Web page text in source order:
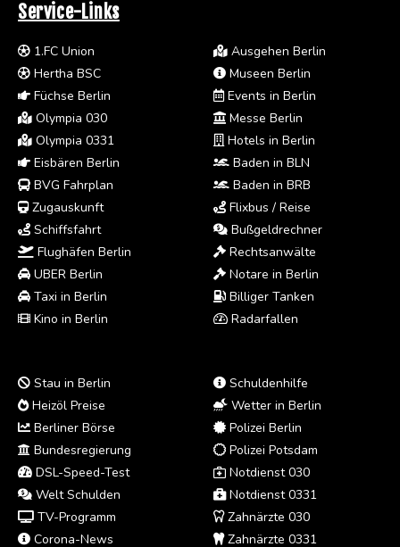
Service-Links
1.FC Union
Hertha BSC
Füchse Berlin
Olympia 030
Olympia 0331
Eisbären Berlin
BVG Fahrplan
Zugauskunft
Schiffsfahrt
Flughäfen Berlin
UBER Berlin
Taxi in Berlin
Kino in Berlin
Ausgehen Berlin
Museen Berlin
Events in Berlin
Messe Berlin
Hotels in Berlin
Baden in BLN
Baden in BRB
Flixbus / Reise
Bußgeldrechner
Rechtsanwälte
Notare in Berlin
Billiger Tanken
Radarfallen
Stau in Berlin
Heizöl Preise
Berliner Börse
Bundesregierung
DSL-Speed-Test
Welt Schulden
TV-Programm
Corona-News
Schuldenhilfe
Wetter in Berlin
Polizei Berlin
Polizei Potsdam
Notdienst 030
Notdienst 0331
Zahnärzte 030
Zahnärzte 0331